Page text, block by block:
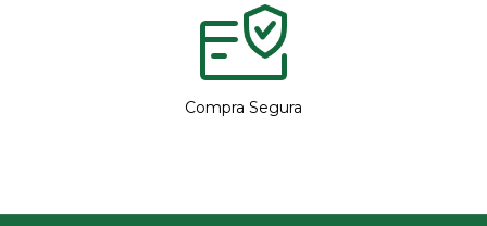
Compra Segura